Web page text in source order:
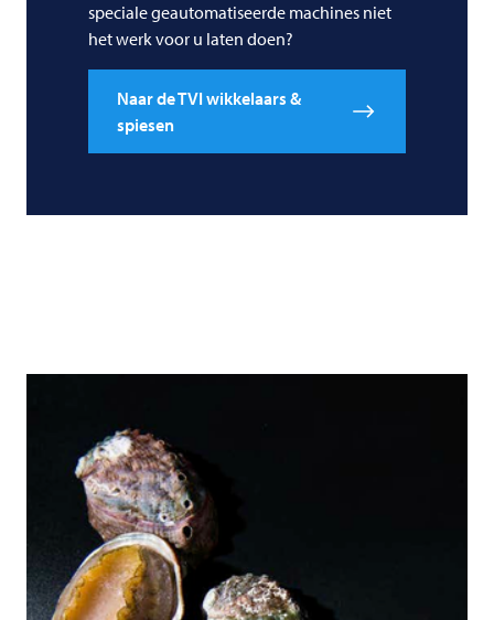
speciale geautomatiseerde machines niet
het werk voor u laten doen?
Naar de TVI wikkelaars &
spiesen